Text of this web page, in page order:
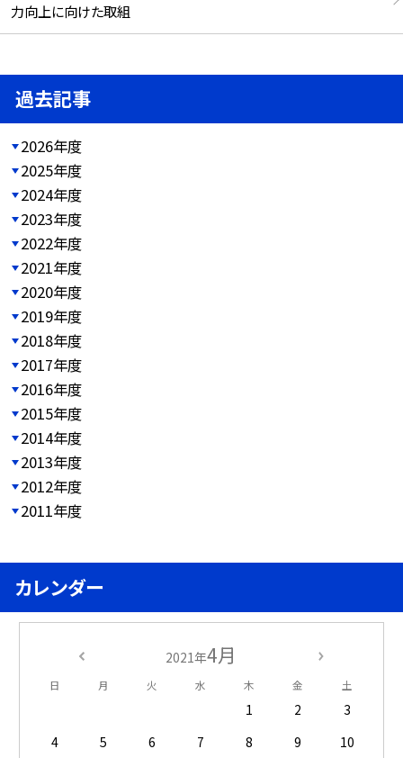
力向上に向けた取組
過去記事
2026年度
2025年度
2024年度
2023年度
2022年度
2021年度
2020年度
2019年度
2018年度
2017年度
2016年度
2015年度
2014年度
2013年度
2012年度
2011年度
カレンダー
2021年4月
日 月 火 水 木 金 土
1 2
3
4
5 6 7 8 9
10